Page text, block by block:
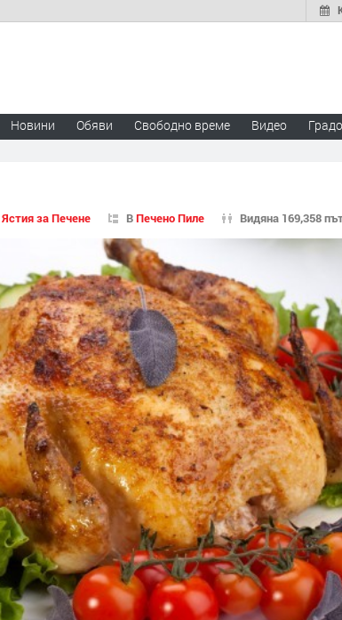
Новини Обяви Свободно време Видео
Ястия за Печене ВПечено Пиле Видяна 169,358